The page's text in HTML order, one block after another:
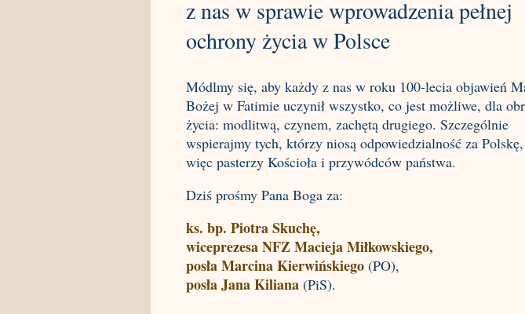
z nas w sprawie wprowadzenia pełnej
ochrony życia w Polsce
Módlmy się, aby każdy z nas w roku 100-lecia objawień
Bożej w Fatimie uczynił wszystko, co jest możliwe, dla
życia: modlitwą, czynem, zachętą drugiego. Szczególnie
wspierajmy tych, którzy niosą odpowiedzialność za
więc pasterzy Kościoła i przywódców państwa.
Dziś prośmy Pana Boga za:
ks. bp. Piotra Skuchę,
wiceprezesa NFZ Macieja Miłkowskiego,
posła Marcina Kierwińskiego (PO),
posła Jana Kiliana (PiS).